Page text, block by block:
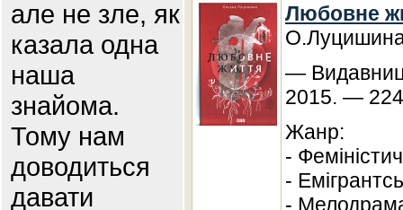
але не зле, як
казала одна
наша
знайома.
Тому нам
доводиться
давати
Любовне
—
2015. —
Жанр:
-
-
-